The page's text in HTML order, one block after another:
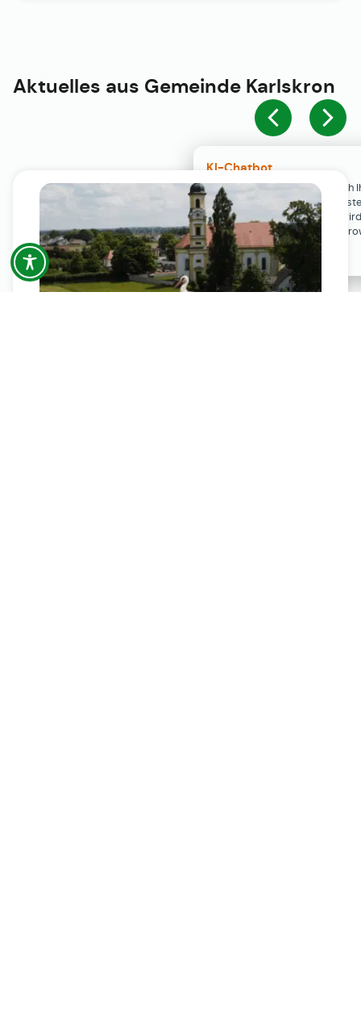
KI-Chatbot
Der KI-Chatbot steht erst nach
Einwilligung in den Cookie-
Verfügung. Der Chat-Verlauf
ausschließlich lokal in Ihrem
gespeichert.
Aktuelles aus Gemeinde Karlskron